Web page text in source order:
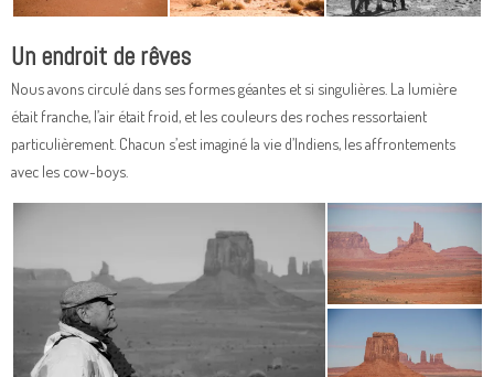
Un endroit de rêves
Nous avons circulé dans ses formes géantes et si singulières. La lumière
était franche, l’air était froid, et les couleurs des roches ressortaient
particulièrement. Chacun s’est imaginé la vie d’Indiens, les affrontements
avec les cow-boys.